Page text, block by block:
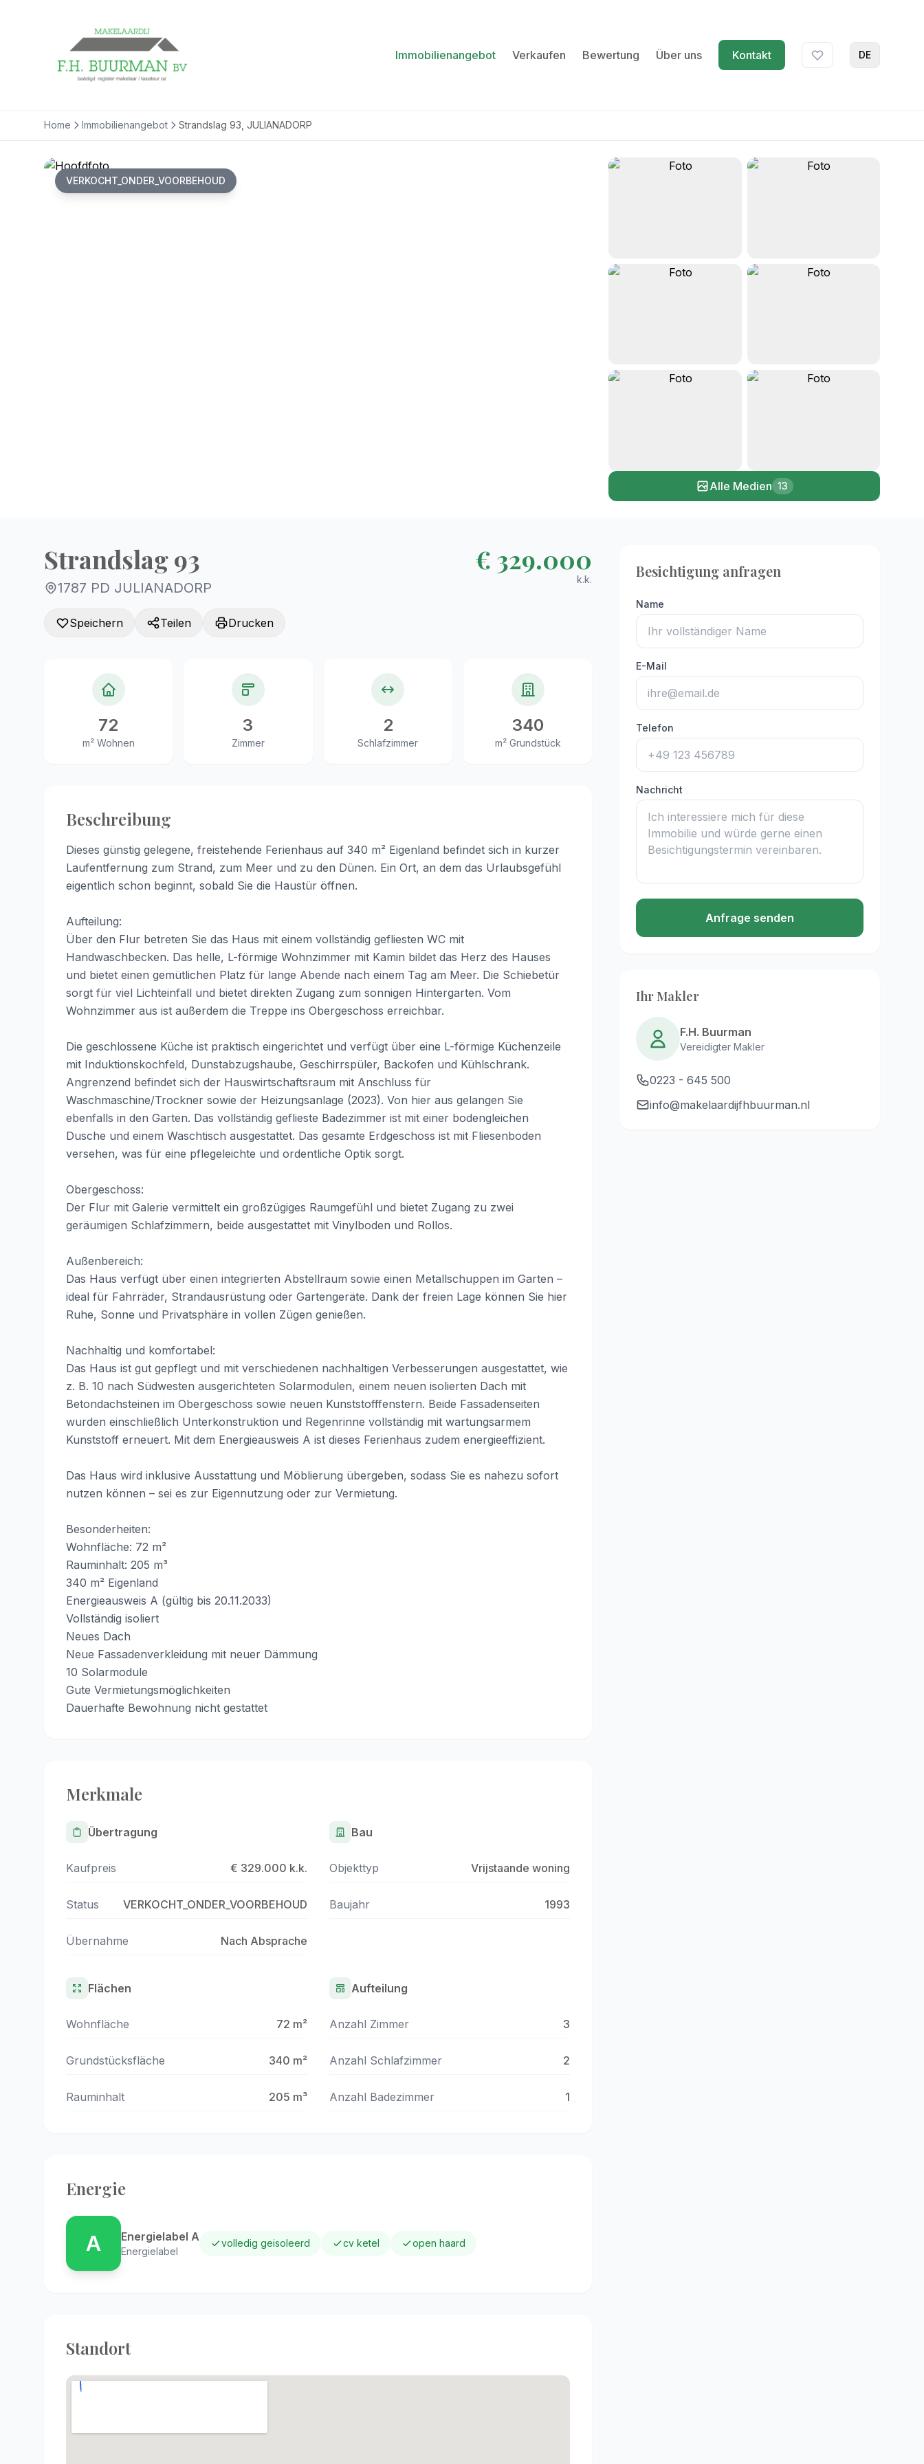
Immobilienangebot Verkaufen Bewertung Über uns Kontakt DE
Home Immobilienangebot Strandslag 93, JULIANADORP
VERKOCHT_ONDER_VOORBEHOUD
+8
Alle Medien 13
Strandslag 93
1787 PD JULIANADORP
€ 329.000
k.k.
Speichern Teilen Drucken
72
m² Wohnen
3
Zimmer
2
Schlafzimmer
340
m² Grundstück
Beschreibung
Dieses günstig gelegene, freistehende Ferienhaus auf 340 m² Eigenland befindet sich in kurzer
Laufentfernung zum Strand, zum Meer und zu den Dünen. Ein Ort, an dem das Urlaubsgefühl
eigentlich schon beginnt, sobald Sie die Haustür öffnen.
Aufteilung:
Über den Flur betreten Sie das Haus mit einem vollständig gefliesten WC mit
Handwaschbecken. Das helle, L-förmige Wohnzimmer mit Kamin bildet das Herz des Hauses
und bietet einen gemütlichen Platz für lange Abende nach einem Tag am Meer. Die Schiebetür
sorgt für viel Lichteinfall und bietet direkten Zugang zum sonnigen Hintergarten. Vom
Wohnzimmer aus ist außerdem die Treppe ins Obergeschoss erreichbar.
Die geschlossene Küche ist praktisch eingerichtet und verfügt über eine L-förmige Küchenzeile
mit Induktionskochfeld, Dunstabzugshaube, Geschirrspüler, Backofen und Kühlschrank.
Angrenzend befindet sich der Hauswirtschaftsraum mit Anschluss für
Waschmaschine/Trockner sowie der Heizungsanlage (2023). Von hier aus gelangen Sie
ebenfalls in den Garten. Das vollständig geflieste Badezimmer ist mit einer bodengleichen
Dusche und einem Waschtisch ausgestattet. Das gesamte Erdgeschoss ist mit Fliesenboden
versehen, was für eine pflegeleichte und ordentliche Optik sorgt.
Obergeschoss:
Der Flur mit Galerie vermittelt ein großzügiges Raumgefühl und bietet Zugang zu zwei
geräumigen Schlafzimmern, beide ausgestattet mit Vinylboden und Rollos.
Außenbereich:
Das Haus verfügt über einen integrierten Abstellraum sowie einen Metallschuppen im Garten –
ideal für Fahrräder, Strandausrüstung oder Gartengeräte. Dank der freien Lage können Sie hier
Ruhe, Sonne und Privatsphäre in vollen Zügen genießen.
Nachhaltig und komfortabel:
Das Haus ist gut gepflegt und mit verschiedenen nachhaltigen Verbesserungen ausgestattet, wie
z. B. 10 nach Südwesten ausgerichteten Solarmodulen, einem neuen isolierten Dach mit
Betondachsteinen im Obergeschoss sowie neuen Kunststofffenstern. Beide Fassadenseiten
wurden einschließlich Unterkonstruktion und Regenrinne vollständig mit wartungsarmem
Kunststoff erneuert. Mit dem Energieausweis A ist dieses Ferienhaus zudem energieeffizient.
Das Haus wird inklusive Ausstattung und Möblierung übergeben, sodass Sie es nahezu sofort
nutzen können – sei es zur Eigennutzung oder zur Vermietung.
Besonderheiten:
Wohnfläche: 72 m²
Rauminhalt: 205 m³
340 m² Eigenland
Energieausweis A (gültig bis 20.11.2033)
Vollständig isoliert
Neues Dach
Neue Fassadenverkleidung mit neuer Dämmung
10 Solarmodule
Gute Vermietungsmöglichkeiten
Dauerhafte Bewohnung nicht gestattet
Merkmale
Übertragung
Kaufpreis € 329.000 k.k.
Status VERKOCHT_ONDER_VOORBEHOUD
Übernahme Nach Absprache
Bau
Objekttyp Vrijstaande woning
Baujahr 1993
Flächen
Wohnfläche 72 m²
Grundstücksfläche 340 m²
Rauminhalt 205 m³
Aufteilung
Anzahl Zimmer 3
Anzahl Schlafzimmer 2
Anzahl Badezimmer 1
Energie
A Energielabel A
Energielabel
volledig geisoleerd cv ketel open haard
Standort
Besichtigung anfragen
Name
E-Mail
Telefon
Nachricht
Anfrage senden
Ihr Makler
F.H. Buurman
Vereidigter Makler
0223 - 645 500
info@makelaardijfhbuurman.nl